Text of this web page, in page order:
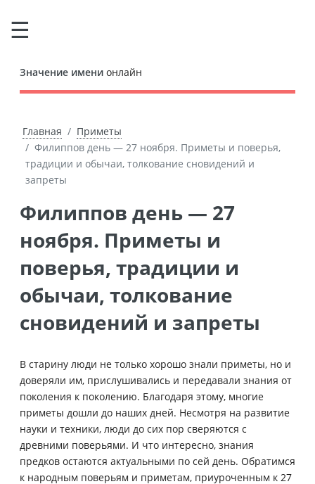
Значение имени онлайн
Главная
Приметы
Филиппов день — 27 ноября. Приметы и поверья,
традиции и обычаи, толкование сновидений и
запреты
Филиппов день — 27
ноября. Приметы и
поверья, традиции и
обычаи, толкование
сновидений и запреты
В старину люди не только хорошо знали приметы, но и
доверяли им, прислушивались и передавали знания от
поколения к поколению. Благодаря этому, многие
приметы дошли до наших дней. Несмотря на развитие
науки и техники, люди до сих пор сверяются с
древними поверьями. И что интересно, знания
предков остаются актуальными по сей день. Обратимся
к народным поверьям и приметам, приуроченным к 27